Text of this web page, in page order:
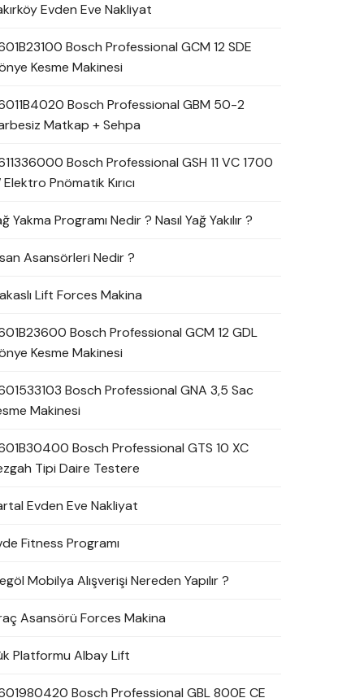
Evden Eve Nakliyat
Bosch Professional GCM 12 SDE
Kesme Makinesi
Bosch Professional GBM 50-2
Matkap + Sehpa
Bosch Professional GSH 11 VC 1700
Elektro Pnömatik Kırıcı
Yakma Programı Nedir ? Nasıl Yağ Yakılır ?
Asansörleri Nedir ?
Lift Forces Makina
Bosch Professional GCM 12 GDL
Kesme Makinesi
Bosch Professional GNA 3,5 Sac
Makinesi
Bosch Professional GTS 10 XC
Tipi Daire Testere
Evden Eve Nakliyat
Fitness Programı
Mobilya Alışverişi Nereden Yapılır ?
Asansörü Forces Makina
Platformu Albay Lift
Bosch Professional GBL 800E CE